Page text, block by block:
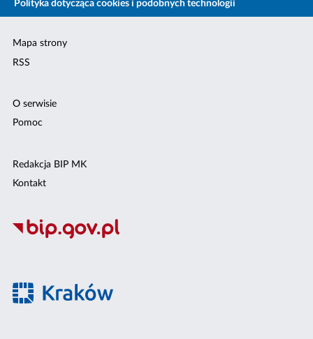
Polityka dotycząca cookies i podobnych technologii
Mapa strony
RSS
O serwisie
Pomoc
Redakcja BIP MK
Kontakt